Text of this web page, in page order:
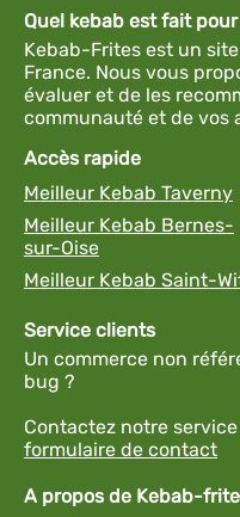
Quel kebab est fait
Kebab-Frites est un
France. Nous vous
évaluer et de les
communauté et de vos
Accès rapide
Meilleur Kebab Taverny
Meilleur Kebab Bernes-
sur-Oise
Meilleur Kebab Saint-
Service clients
Un commerce non
bug ?
Contactez notre
formulaire de contact
A propos de Kebab-